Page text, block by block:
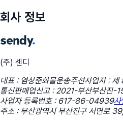
회사 정보
(주) 센디
대표 : 염상준화물운송주선사업자 :
통신판매업신고 : 2021-부산부산진-
사업자 등록번호 : 617-86-04939사
주소 : 부산광역시 부산진구 서면로